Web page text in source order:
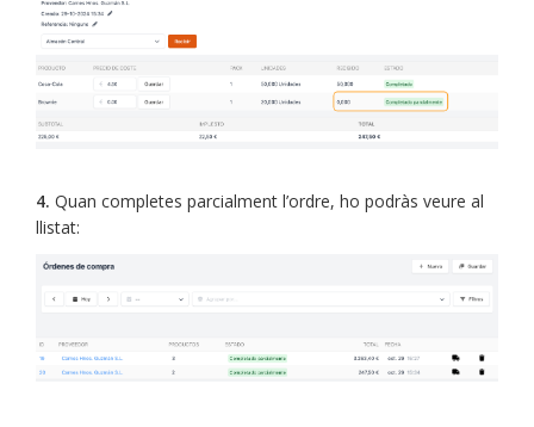
4. Quan completes parcialment l’ordre, ho podràs veure al
llistat: